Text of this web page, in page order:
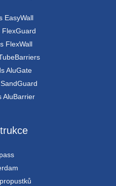
EasyWall
FlexGuard
FlexWall
AluGate
AluBarrier